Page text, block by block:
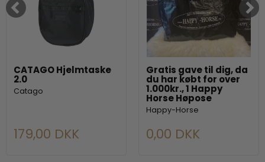
CATAGO Hjelmtaske
2.0
Catago
179,00 DKK
Gratis gave til dig, da
du har købt for over
1.000kr., 1 Happy
Horse Høpose
Happy-Horse
0,00 DKK